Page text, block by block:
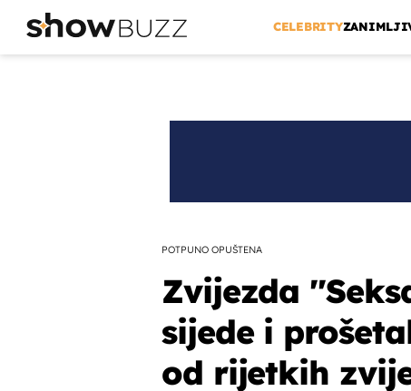
CELEBRITY
POTPUNO OPUŠTENA
Zvijezda
sijede i
od rijetkih